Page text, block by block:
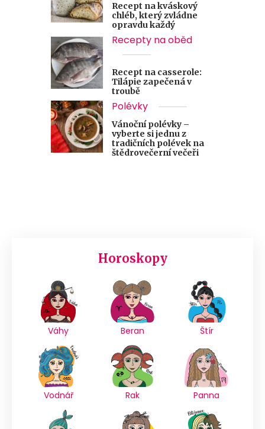
Recept na kváskový
chléb, který zvládne
opravdu každý
Recepty na oběd
Recept na casserole:
Tilápie zapečená v
troubě
Polévky
Vánoční polévky –
vyberte si jednu z
tradičních polévek na
štědrovečerní večeři
Horoskopy
Váhy Beran Štír
Vodnář Rak Panna